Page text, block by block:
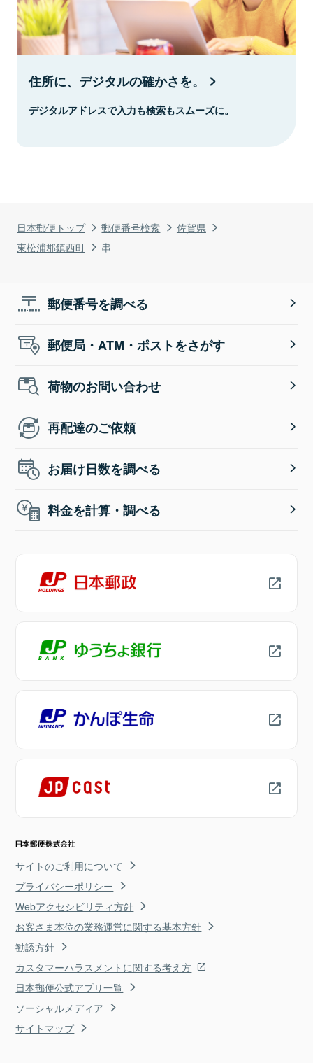
日本郵便トップ 郵便番号検索
佐賀県
東松浦郡鎮西町
串
住所に、デジタルの確かさを。
デジタルアドレスで入力も検索もスムーズに。
郵便番号を調べる
郵便局・ATM・ポストをさがす
荷物のお問い合わせ
再配達のご依頼
お届け日数を調べる
料金を計算・調べる
サイトのご利用について
プライバシーポリシー
Webアクセシビリティ方針
お客さま本位の業務運営に関する基本方針
勧誘方針
カスタマーハラスメントに関する考え方
日本郵便公式アプリ一覧
ソーシャルメディア
サイトマップ